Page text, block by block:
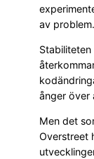
av problem.
ånger över
Men det
Overstreet